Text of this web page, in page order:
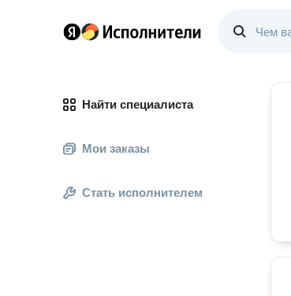
Найти специалиста
Мои заказы
Стать исполнителем